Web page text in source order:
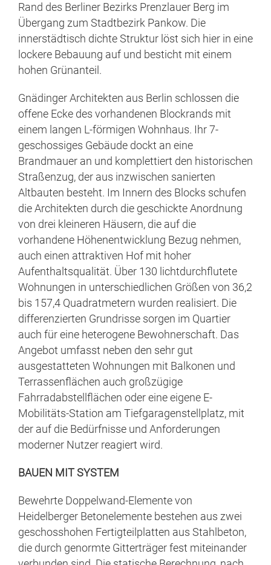
Rand des Berliner Bezirks Prenzlauer Berg im
Übergang zum Stadtbezirk Pankow. Die
innerstädtisch dichte Struktur löst sich hier in eine
lockere Bebauung auf und besticht mit einem
hohen Grünanteil.
Gnädinger Architekten aus Berlin schlossen die
offene Ecke des vorhandenen Blockrands mit
einem langen L-förmigen Wohnhaus. Ihr 7-
geschossiges Gebäude dockt an eine
Brandmauer an und komplettiert den historischen
Straßenzug, der aus inzwischen sanierten
Altbauten besteht. Im Innern des Blocks schufen
die Architekten durch die geschickte Anordnung
von drei kleineren Häusern, die auf die
vorhandene Höhenentwicklung Bezug nehmen,
auch einen attraktiven Hof mit hoher
Aufenthaltsqualität. Über 130 lichtdurchflutete
Wohnungen in unterschiedlichen Größen von 36,2
bis 157,4 Quadratmetern wurden realisiert. Die
differenzierten Grundrisse sorgen im Quartier
auch für eine heterogene Bewohnerschaft. Das
Angebot umfasst neben den sehr gut
ausgestatteten Wohnungen mit Balkonen und
Terrassenflächen auch großzügige
Fahrradabstellflächen oder eine eigene E-
Mobilitäts-Station am Tiefgaragenstellplatz, mit
der auf die Bedürfnisse und Anforderungen
moderner Nutzer reagiert wird.
BAUEN MIT SYSTEM
Bewehrte Doppelwand-Elemente von
Heidelberger Betonelemente bestehen aus zwei
geschosshohen Fertigteilplatten aus Stahlbeton,
die durch genormte Gitterträger fest miteinander